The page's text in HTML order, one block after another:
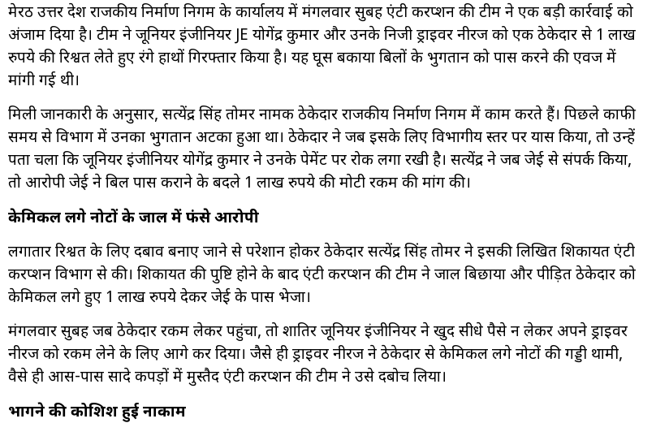
मेरठ उत्तर प्रदेश राजकीय निर्माण निगम के कार्यालय में मंगलवार सुबह एंटी करप्शन की टीम ने एक बड़ी कार्रवाई को
अंजाम दिया है। टीम ने जूनियर इंजीनियर JE योगेंद्र कुमार और उनके निजी ड्राइवर नीरज को एक ठेकेदार से 1 लाख
रुपये की रिश्वत लेते हुए रंगे हाथों गिरफ्तार किया है। यह घूस बकाया बिलों के भुगतान को पास करने की एवज में
मांगी गई थी।
मिली जानकारी के अनुसार, सत्येंद्र सिंह तोमर नामक ठेकेदार राजकीय निर्माण निगम में काम करते हैं। पिछले काफी
समय से विभाग में उनका भुगतान अटका हुआ था। ठेकेदार ने जब इसके लिए विभागीय स्तर पर प्रयास किया, तो उन्हें
पता चला कि जूनियर इंजीनियर योगेंद्र कुमार ने उनके पेमेंट पर रोक लगा रखी है। सत्येंद्र ने जब जेई से संपर्क किया,
तो आरोपी जेई ने बिल पास कराने के बदले 1 लाख रुपये की मोटी रकम की मांग की।
केमिकल लगे नोटों के जाल में फंसे आरोपी
लगातार रिश्वत के लिए दबाव बनाए जाने से परेशान होकर ठेकेदार सत्येंद्र सिंह तोमर ने इसकी लिखित शिकायत एंटी
करप्शन विभाग से की। शिकायत की पुष्टि होने के बाद एंटी करप्शन की टीम ने जाल बिछाया और पीड़ित ठेकेदार को
केमिकल लगे हुए 1 लाख रुपये देकर जेई के पास भेजा।
मंगलवार सुबह जब ठेकेदार रकम लेकर पहुंचा, तो शातिर जूनियर इंजीनियर ने खुद सीधे पैसे न लेकर अपने ड्राइवर
नीरज को रकम लेने के लिए आगे कर दिया। जैसे ही ड्राइवर नीरज ने ठेकेदार से केमिकल लगे नोटों की गड्डी थामी,
वैसे ही आस-पास सादे कपड़ों में मुस्तैद एंटी करप्शन की टीम ने उसे दबोच लिया।
भागने की कोशिश हुई नाकाम